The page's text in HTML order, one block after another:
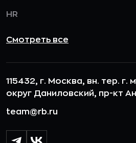
HR
Смотреть все
115432, г. Москва, вн. тер. г.
округ Даниловский, пр-кт
team@rb.ru